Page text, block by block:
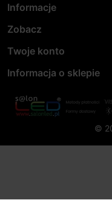
Informacje
Zobacz
Twoje konto
Informacja o sklepie
©